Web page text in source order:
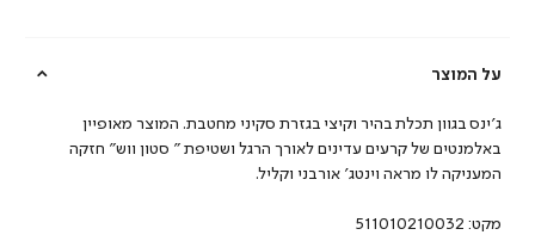
על המוצר
ג’ינס בגוון תכלת בהיר וקיצי בגזרת סקיני מחטבת. המוצר מאופיין
באלמנטים של קרעים עדינים לאורך הרגל ושטיפת ” סטון ווש” חזקה
המעניקה לו מראה וינטג’ אורבני וקליל.
מקט: 511010210032